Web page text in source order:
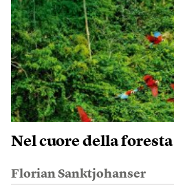
Nel cuore della foresta
Florian Sanktjohanser